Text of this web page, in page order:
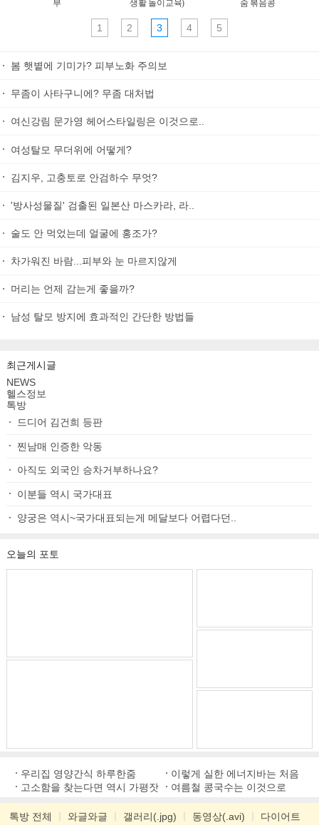
부 생활 놀이교육) 줌 볶음콩
1 2 3 4 5
봄 햇볕에 기미가? 피부노화 주의보
무좀이 사타구니에? 무좀 대처법
여신강림 문가영 헤어스타일링은 이것으로..
여성탈모 무더위에 어떻게?
김지우, 고충토로 안검하수 무엇?
'방사성물질' 검출된 일본산 마스카라, 라..
술도 안 먹었는데 얼굴에 홍조가?
차가워진 바람...피부와 눈 마르지않게
머리는 언제 감는게 좋을까?
남성 탈모 방지에 효과적인 간단한 방법들
최근게시글
NEWS
헬스정보
톡방
드디어 김건희 등판
찐남매 인증한 악동
아직도 외국인 승차거부하나요?
이분들 역시 국가대표
양궁은 역시~국가대표되는게 메달보다 어렵다던..
오늘의 포토
우리집 영양간식 하루한줌
이렇게 실한 에너지바는 처음
고소함을 찾는다면 역시 가평잣
여름철 콩국수는 이것으로
톡방 전체 와글와글 갤러리(.jpg) 동영상(.avi)
다이어트